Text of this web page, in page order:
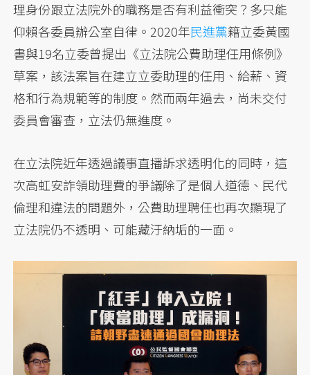
理身份跟立法院外的職務是否有利益衝突？多只能
仰賴各委員辦公室自律。2020年民進黨籍立委黃國
書與19名立委曾提出《立法院公費助理任用條例》
草案，該法案旨在建立立委助理的任用、給薪、資
格和行為規範等的制度。然而兩年過去，尚未交付
委員會審查，立法仍無進度。
在立法院近年透過議事直播訴求透明化的同時，這
次高虹安詐領助理費的爭議除了是個人道德、民代
倫理和違法的問題外，公費助理聘任也再次顯現了
立法院仍不透明、可能藏汙納垢的一面。